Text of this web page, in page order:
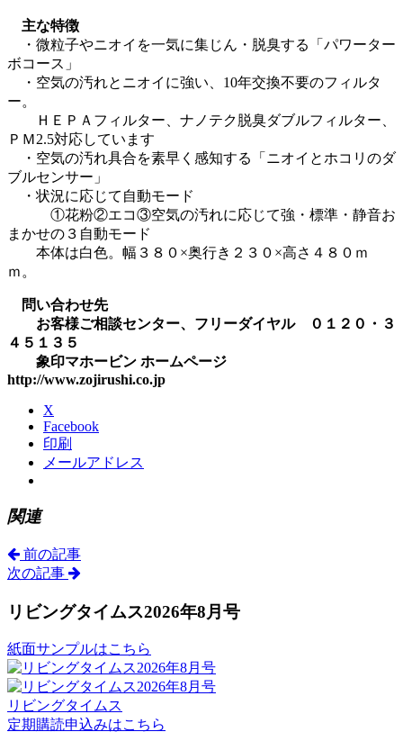
主な特徴
・微粒子やニオイを一気に集じん・脱臭する「パワーター
ボコース」
・空気の汚れとニオイに強い、10年交換不要のフィルタ
ー。
ＨＥＰＡフィルター、ナノテク脱臭ダブルフィルター、
ＰＭ2.5対応しています
・空気の汚れ具合を素早く感知する「ニオイとホコリのダ
ブルセンサー」
・状況に応じて自動モード
①花粉②エコ③空気の汚れに応じて強・標準・静音お
まかせの３自動モード
本体は白色。幅３８０×奥行き２３０×高さ４８０ｍ
ｍ。
問い合わせ先
お客様ご相談センター、フリーダイヤル ０１２０・３
４５１３５
象印マホービン ホームページ
http://www.zojirushi.co.jp
X
Facebook
印刷
メールアドレス
関連
前の記事
次の記事
リビングタイムス2026年8月号
紙面サンプルはこちら
リビングタイムス
定期購読申込みはこちら